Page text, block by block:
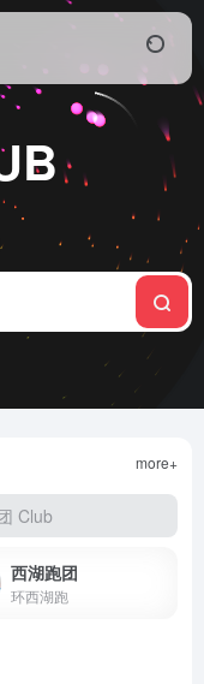
Club
more+
西湖跑团
环西湖跑